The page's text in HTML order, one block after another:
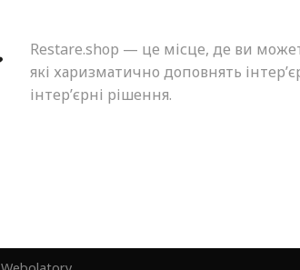
Restare.shop — це місце, де ви
які харизматично доповнять
інтер’єрні рішення.